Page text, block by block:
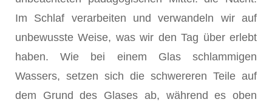
Im Schlaf verarbeiten und verwandeln wir auf
unbewusste Weise, was wir den Tag über erlebt
haben. Wie bei einem Glas schlammigen
Wassers, setzen sich die schwereren Teile auf
dem Grund des Glases ab, während es oben